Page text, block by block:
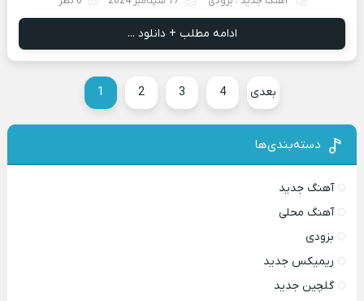
ادامه مطلب + دانلود ...
1 2 3 4 بعدی
دسته‌بندی‌ها
آهنگ جدید
آهنگ محلی
بزودی
ریمیکس جدید
گلچین جدید